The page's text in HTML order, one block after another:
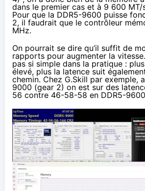
dans le premier cas et à 9 600 MT/
Pour que la DDR5-9600 puisse
2, il faudrait que le contrôleur
MHz.
On pourrait se dire qu’il suffit de
rapports pour augmenter la vitesse.
pas si simple dans la pratique :
élevé, plus la latence suit
chemin. Chez G.Skill par exemple,
9000 (gear 2) on est sur des
56 contre 46-58-58 en DDR5-